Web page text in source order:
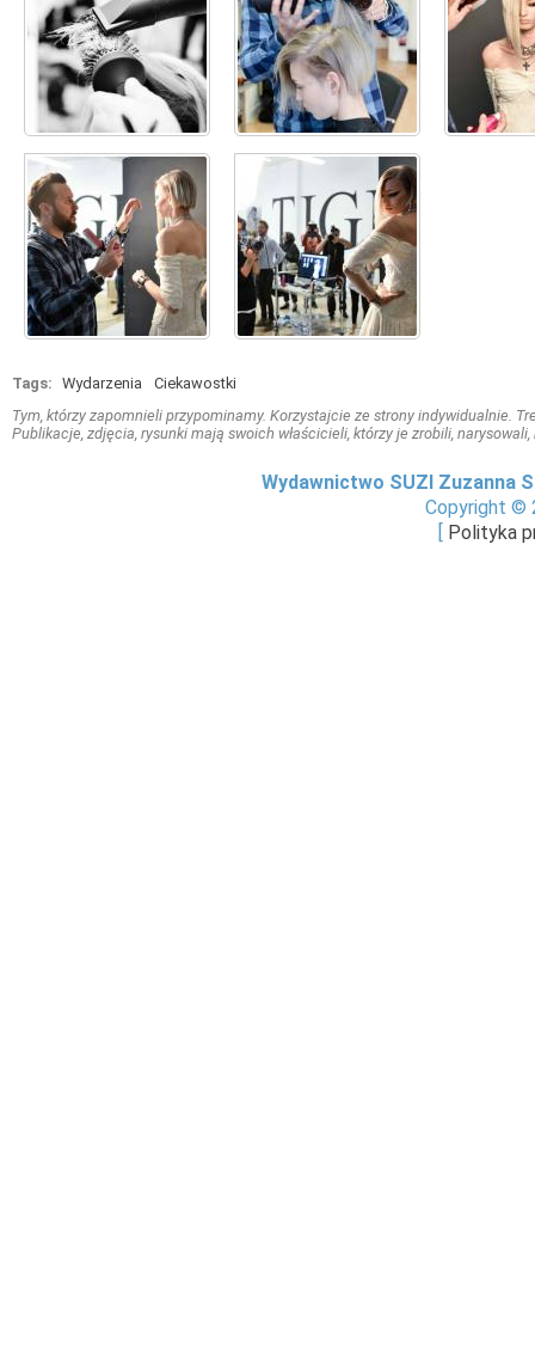
Tags: Wydarzenia
Ciekawostki
Tym, którzy zapomnieli przypominamy. Korzystajcie ze strony indywidualnie.
Publikacje, zdjęcia, rysunki mają swoich właścicieli, którzy je zrobili,
Wydawnictwo SUZI Zuzanna
Copyright ©
[ Polityka